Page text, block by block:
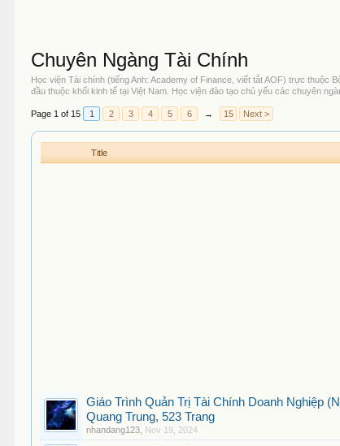
Chuyên Ngàng Tài Chính
Học viện Tài chính (tiếng Anh: Academy of Finance, viết tắt AOF) trực
đầu thuộc khối kinh tế tại Việt Nam. Học viện đào tạo chủ yếu các chuyên
Page 1 of 15 1 2 3 4 5 6 → 15 Next >
Title
Giáo Trình Quản Trị Tài Chính Doanh Nghiệp
Quang Trung, 523 Trang
nhandang123 Nov 19, 2024